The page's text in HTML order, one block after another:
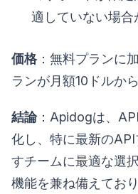
適していない場合
価格：無料プランに
ランが月額10ドルか
結論：Apidogは、
化し、特に最新の
すチームに最適な選
機能を兼ね備えてお